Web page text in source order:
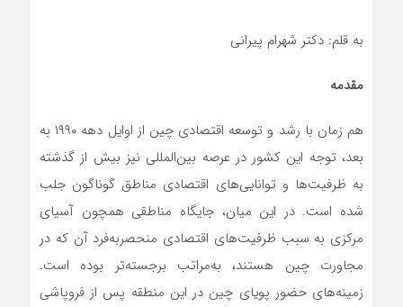
به قلم: دکتر شهرام پیرانی
مقدمه
هم زمان با رشد و توسعه اقتصادی چین از اوایل دهه ۱۹۹۰ به
بعد، توجه این کشور در عرصه بین‌المللی نیز بیش از گذشته
به ظرفیت‌ها و توانایی‌های اقتصادی مناطق گوناگون جلب
شده است. در این میان، جایگاه مناطقی همچون آسیای
مرکزی به سبب ظرفیت‌های اقتصادی منحصربه‌فرد آن که در
مجاورت چین هستند، به‌مراتب برجسته‌تر بوده است.
زمینه‌های حضور پویای چین در این منطقه پس از فروپاشی